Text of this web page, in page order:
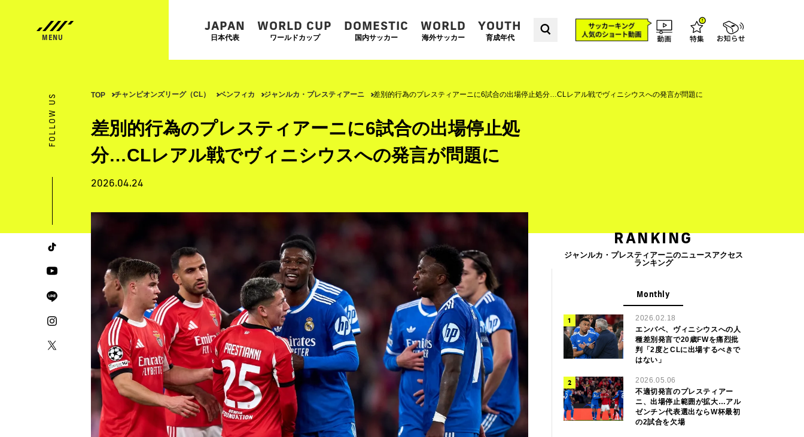
JAPAN
日本代表
WORLD CUP
ワールドカップ
DOMESTIC
国内サッカー
WORLD
海外サッカー
YOUTH
育成年代
FOLLOW US TOP チャンピオンズリーグ（CL） ベンフィカ ジャンルカ・プレスティアーニ 差別的行為のプレスティアーニに6試合の出場停止処分…CLレアル戦でヴィニシウスへの発言が問題に
差別的行為のプレスティアーニに6試合の出場停止処
分…CLレアル戦でヴィニシウスへの発言が問題に
2026.04.24
RANKING
ジャンルカ・プレスティアーニのニュースアクセス
ランキング
Monthly
2026.02.18
エンバペ、ヴィニシウスへの人
種差別発言で20歳FWを痛烈批
判「2度とCLに出場するべきで
はない」
2026.05.06
不適切発言のプレスティアー
ニ、出場停止範囲が拡大…アル
ゼンチン代表選出ならW杯最初
の2試合を欠場